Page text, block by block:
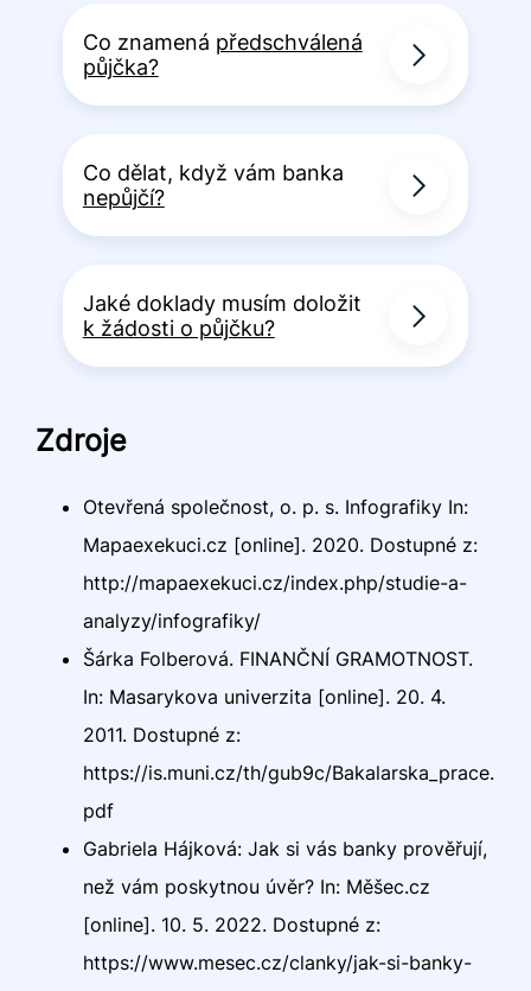
Co znamená předschválená
půjčka?
Co dělat, když vám banka
nepůjčí?
Jaké doklady musím doložit
k žádosti o půjčku?
Zdroje
Otevřená společnost, o. p. s. Infografiky In:
Mapaexekuci.cz [online]. 2020. Dostupné z:
http://mapaexekuci.cz/index.php/studie-a-
analyzy/infografiky/
Šárka Folberová. FINANČNÍ GRAMOTNOST.
In: Masarykova univerzita [online]. 20. 4.
2011. Dostupné z:
https://is.muni.cz/th/gub9c/Bakalarska_prace.
pdf
Gabriela Hájková: Jak si vás banky prověřují,
než vám poskytnou úvěr? In: Měšec.cz
[online]. 10. 5. 2022. Dostupné z:
https://www.mesec.cz/clanky/jak-si-banky-